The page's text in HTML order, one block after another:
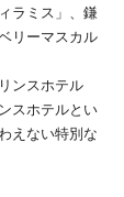
ラミス」、鎌
リーマスカル
ンスホテル
スホテルとい
えない特別な